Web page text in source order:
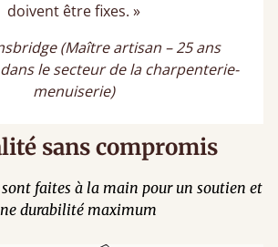
doivent être fixes. »
(Maître artisan – 25 ans
le secteur de la charpenterie-
menuiserie)
sans compromis
faites à la main pour un soutien et
durabilité maximum